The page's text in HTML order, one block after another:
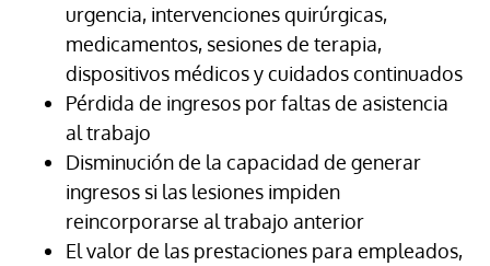
urgencia, intervenciones quirúrgicas,
medicamentos, sesiones de terapia,
dispositivos médicos y cuidados continuados
Pérdida de ingresos por faltas de asistencia
al trabajo
Disminución de la capacidad de generar
ingresos si las lesiones impiden
reincorporarse al trabajo anterior
El valor de las prestaciones para empleados,